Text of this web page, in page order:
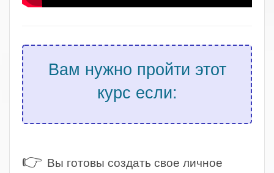
Вам нужно пройти этот
курс если:
👉 Вы готовы создать свое личное